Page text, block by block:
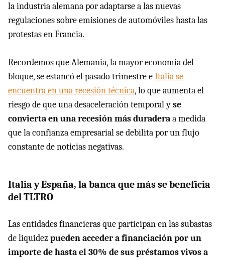
la industria alemana por adaptarse a las nuevas
regulaciones sobre emisiones de automóviles hasta las
protestas en Francia.
Recordemos que Alemania, la mayor economía del
bloque, se estancó el pasado trimestre eItalia se
encuentra en una recesión técnica, lo que aumenta el
riesgo de que una desaceleración temporal yse
convierta en una recesión más duraderaa medida
que la confianza empresarial se debilita por un flujo
constante de noticias negativas.
Italia y España, la banca que más se beneficia
del TLTRO
Las entidades financieras que participan en las subastas
de liquidez pueden acceder a financiación por un
importe de hasta el 30% de sus préstamos vivos a